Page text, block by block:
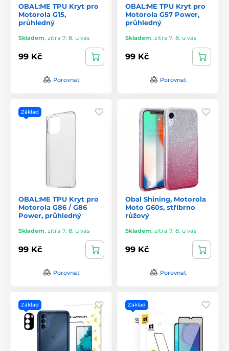
OBAL:ME TPU Kryt pro
Motorola G15,
průhledný
Skladem, zítra 7. 8. u vás
99 Kč
Porovnat
OBAL:ME TPU Kryt pro
Motorola G57 Power,
průhledný
Skladem, zítra 7. 8. u vás
99 Kč
Porovnat
Základ
OBAL:ME TPU Kryt pro
Motorola G86 / G86
Power, průhledný
Skladem, zítra 7. 8. u vás
99 Kč
Porovnat
Obal Shining, Motorola
Moto G60s, stříbrno
růžový
Skladem, zítra 7. 8. u vás
99 Kč
Porovnat
Základ Základ